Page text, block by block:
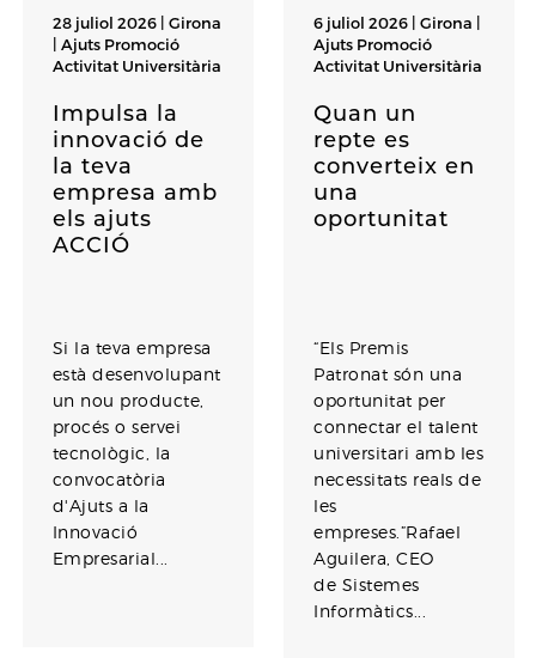
28 juliol 2026 | Girona
Ajuts Promoció
Activitat Universitària
Impulsa la
innovació de
la teva
empresa amb
els ajuts
ACCIÓ
Si la teva empresa
està desenvolupant
un nou producte,
procés o servei
tecnològic, la
convocatòria
d'Ajuts a la
Innovació
Empresarial...
6 juliol 2026 | Girona |
Ajuts Promoció
Activitat Universitària
Quan un
repte es
converteix en
una
oportunitat
“Els Premis
Patronat són una
oportunitat per
connectar el talent
universitari amb les
necessitats reals de
les
empreses.”Rafael
Aguilera, CEO
de Sistemes
Informàtics...